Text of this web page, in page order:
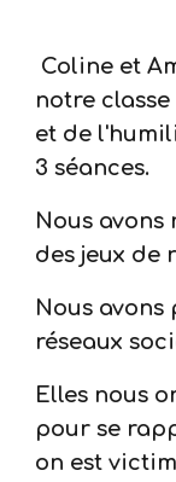
Coline et
notre
et de
3 séances.
Nous
des jeux de
Nous
réseaux
Elles nous
pour se
on est